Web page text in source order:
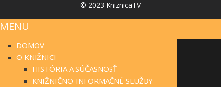
© 2023 KniznicaTV
MENU
DOMOV
O KNIŽNICI
HISTÓRIA A SÚČASNOSŤ
KNIŽNIČNO-INFORMAČNÉ SLUŽBY